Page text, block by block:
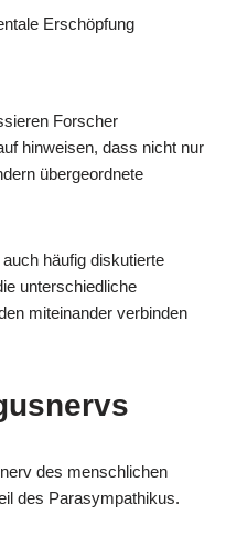
Erschöpfung
Forscher
hinweisen, dass nicht nur
übergeordnete
häufig diskutierte
unterschiedliche
miteinander verbinden
des menschlichen
des Parasympathikus.